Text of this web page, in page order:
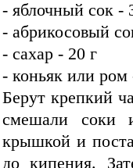
- яблочный сок -
- абрикосовый
- сахар - 20 г
- коньяк или ром
Берут крепкий
смешали соки
крышкой и
до кипения.